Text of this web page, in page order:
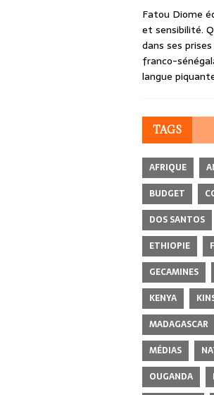
Fatou Diome
et sensibilité.
dans ses
franco-
langue
TAGS
AFRIQUE
BUDGET
DOS SANTOS
ETHIOPIE
GECAMINES
KENYA
MADAGASCAR
MÉDIAS
OUGANDA